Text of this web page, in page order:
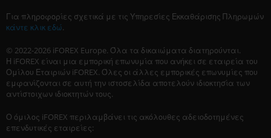
Για πληροφορίες σχετικά με τις Υπηρεσίες Εκκαθάρισης Πληρωμών
κάντε κλικ εδώ.
© 2022-2026 iFOREX Europe. Όλα τα δικαιώματα διατηρούνται.
Η iFOREX είναι μια εμπορική επωνυμία που ανήκει σε εταιρεία του
Ομίλου Εταιριών iFOREX. Όλες οι άλλες εμπορικές επωνυμίες που
εμφανίζονται σε αυτή την ιστοσελίδα αποτελούν ιδιοκτησία των
αντίστοιχων ιδιοκτητών τους.
Ο όμιλος iFOREX περιλαμβάνει τις ακόλουθες αδειοδοτημένες
επενδυτικές εταιρείες: